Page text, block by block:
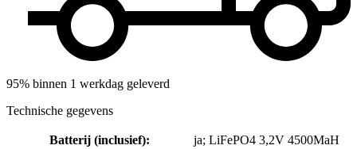
95% binnen 1 werkdag geleverd
Technische gegevens
Batterij (inclusief):
ja; LiFePO4 3,2V 4500MaH